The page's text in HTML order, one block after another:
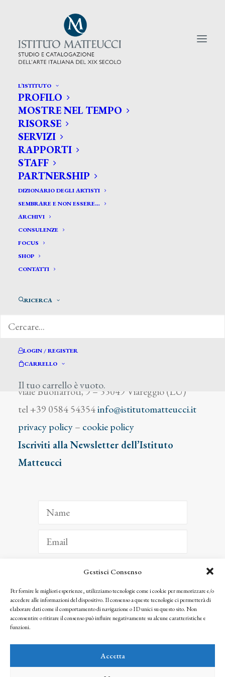
Gestisci Consenso
Per fornire le migliori esperienze, utilizziamo tecnologie come i cookie per memorizzare e/o
accedere alle informazioni del dispositivo. Il consenso a queste tecnologie ci permetterà di
elaborare dati come il comportamento di navigazione o ID unici su questo sito. Non
acconsentire o ritirare il consenso può influire negativamente su alcune caratteristiche e
funzioni.
Accetta
L’ISTITUTO
PROFILO
MOSTRE NEL TEMPO
RISORSE
SERVIZI
RAPPORTI
STAFF
PARTNERSHIP
DIZIONARIO DEGLI ARTISTI
SEMBRARE E NON ESSERE…
ARCHIVI
CONSULENZE
FOCUS
SHOP
CONTATTI
RICERCA
LOGIN / REGISTER
CARRELLO
Il tuo carrello è vuoto.
CERCA TRA GLI ARTISTI:
Search
for:
Del Giudice Luigi
viale Buonarroti, 9 – 55049 Viareggio (LU)
tel +39 0584 54354info@istitutomatteucci.it
privacy policy– cookie policy
Iscriviti alla Newsletter dell’Istituto
Matteucci
ISCRIVITI
Facendo clic per iscriverti, riconosci che le tue informazioni saranno trattate
seguendo la nostra Privacy Policy
© 2025 Istituto Matteucci. All right reserved
l’autorizzazione scritta dei proprietari dei diritti e dell’Istituto Matteucci